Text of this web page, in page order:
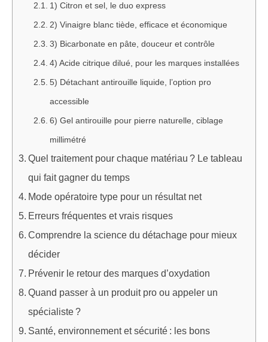
1) Citron et sel, le duo express
2) Vinaigre blanc tiède, efficace et économique
3) Bicarbonate en pâte, douceur et contrôle
4) Acide citrique dilué, pour les marques installées
5) Détachant antirouille liquide, l’option pro
accessible
6) Gel antirouille pour pierre naturelle, ciblage
millimétré
Quel traitement pour chaque matériau ? Le tableau
qui fait gagner du temps
Mode opératoire type pour un résultat net
Erreurs fréquentes et vrais risques
Comprendre la science du détachage pour mieux
décider
Prévenir le retour des marques d’oxydation
Quand passer à un produit pro ou appeler un
spécialiste ?
Santé, environnement et sécurité : les bons